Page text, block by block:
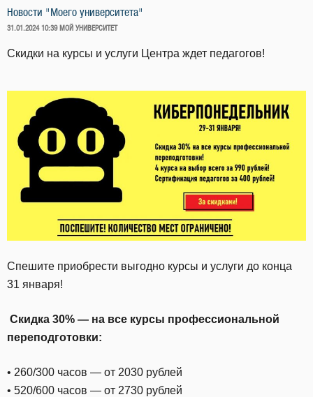
Новости "Моего университета"
ОПУБЛИКОВАНО
31.01.2024 10:39 МОЙ УНИВЕРСИТЕТ
Скидки на курсы и услуги Центра ждет педагогов!
Спешите приобрести выгодно курсы и услуги до конца
31 января!
Скидка 30% — на все курсы профессиональной
переподготовки:
• 260/300 часов — от 2030 рублей
• 520/600 часов — от 2730 рублей